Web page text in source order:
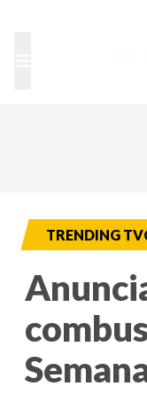
TRENDING